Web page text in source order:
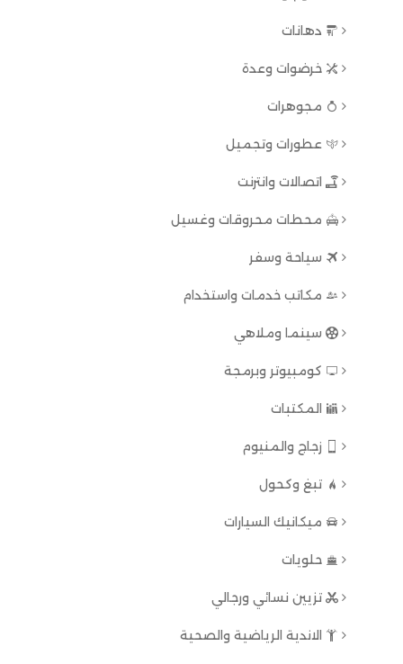
دهانات
خرضوات وعدة
مجوهرات
عطورات وتجميل
اتصالات وانترنت
محطات محروقات وغسيل
سياحة وسفر
مكاتب خدمات واستخدام
سينما وملاهي
كومبيوتر وبرمجة
المكتبات
زجاج والمنيوم
تبغ وكحول
ميكانيك السيارات
حلويات
تزيين نسائي ورجالي
الاندية الرياضية والصحية